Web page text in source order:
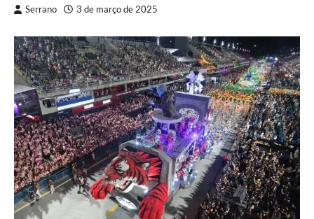
Serrano 3 de março de 2025